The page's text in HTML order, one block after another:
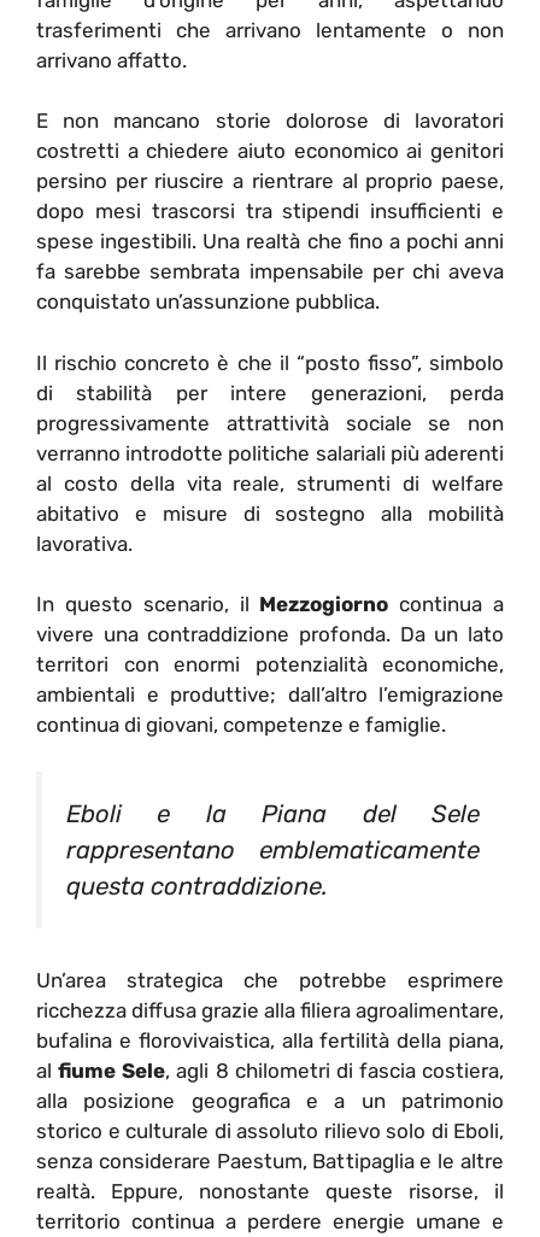
trasferimenti che arrivano lentamente o non
arrivano affatto.
E non mancano storie dolorose di lavoratori
costretti a chiedere aiuto economico ai genitori
persino per riuscire a rientrare al proprio paese,
dopo mesi trascorsi tra stipendi insufficienti e
spese ingestibili. Una realtà che fino a pochi anni
fa sarebbe sembrata impensabile per chi aveva
conquistato un’assunzione pubblica.
Il rischio concreto è che il “posto fisso”, simbolo
di stabilità per intere generazioni, perda
progressivamente attrattività sociale se non
verranno introdotte politiche salariali più aderenti
al costo della vita reale, strumenti di welfare
abitativo e misure di sostegno alla mobilità
lavorativa.
In questo scenario, il Mezzogiorno continua a
vivere una contraddizione profonda. Da un lato
territori con enormi potenzialità economiche,
ambientali e produttive; dall’altro l’emigrazione
continua di giovani, competenze e famiglie.
Eboli e la Piana del Sele
rappresentano emblematicamente
questa contraddizione.
Un’area strategica che potrebbe esprimere
ricchezza diffusa grazie alla filiera agroalimentare,
bufalina e florovivaistica, alla fertilità della piana,
alfiume Sele, agli 8 chilometri di fascia costiera,
alla posizione geografica e a un patrimonio
storico e culturale di assoluto rilievo solo di Eboli,
senza considerare Paestum, Battipaglia e le altre
realtà. Eppure, nonostante queste risorse, il
territorio continua a perdere energie umane e